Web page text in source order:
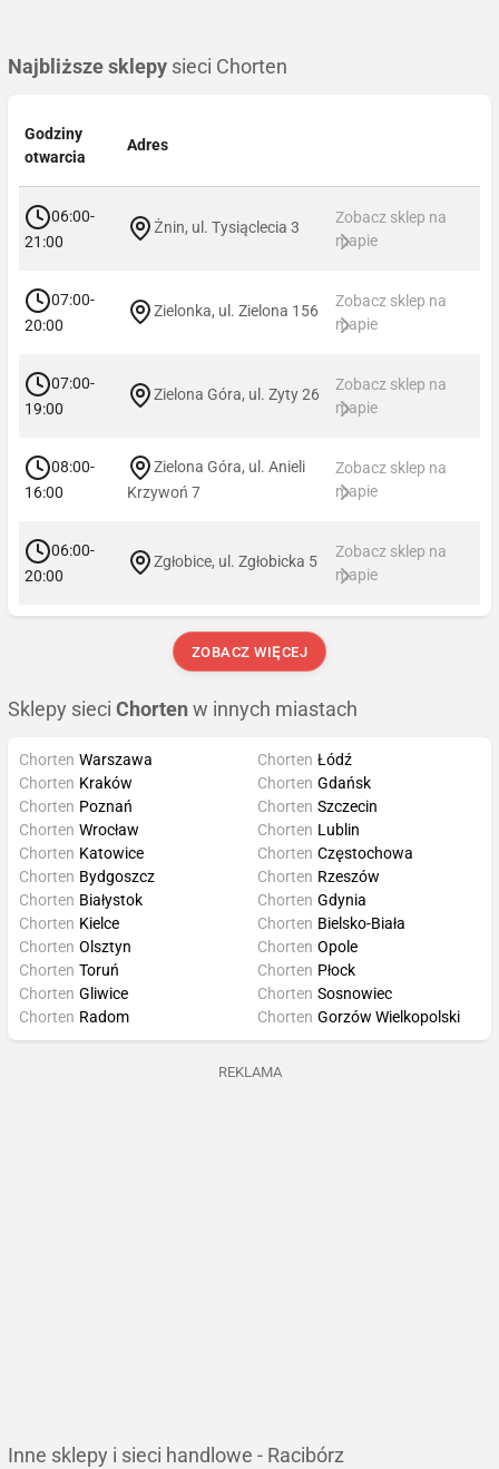
Najbliższe sklepy sieci Chorten
Godziny
otwarcia
Adres
06:00-
21:00
Żnin, ul. Tysiąclecia 3
Zobacz sklep na
mapie
07:00-
20:00
Zielonka, ul. Zielona 156
Zobacz sklep na
mapie
07:00-
19:00
Zielona Góra, ul. Zyty 26
Zobacz sklep na
mapie
08:00-
16:00
Zielona Góra, ul. Anieli
Krzywoń 7
Zobacz sklep na
mapie
06:00-
20:00
Zgłobice, ul. Zgłobicka 5
Zobacz sklep na
mapie
ZOBACZ WIĘCEJ
Sklepy sieci Chorten w innych miastach
Chorten Warszawa
Chorten Kraków
Chorten Poznań
Chorten Wrocław
Chorten Łódź
Chorten Gdańsk
Chorten Szczecin
Chorten Lublin
Chorten Katowice
Chorten Bydgoszcz
Chorten Białystok
Chorten Kielce
Chorten Częstochowa
Chorten Rzeszów
Chorten Gdynia
Chorten Bielsko-Biała
Chorten Olsztyn
Chorten Toruń
Chorten Gliwice
Chorten Radom
Chorten Opole
Chorten Płock
Chorten Sosnowiec
Chorten Gorzów Wielkopolski
REKLAMA
Inne sklepy i sieci handlowe - Racibórz